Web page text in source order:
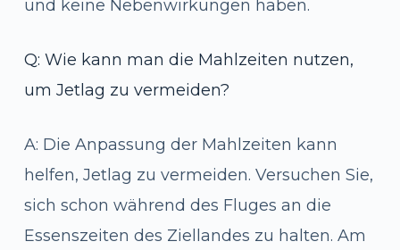
und keine Nebenwirkungen haben.
Q: Wie kann man die Mahlzeiten nutzen,
um Jetlag zu vermeiden?
A: Die Anpassung der Mahlzeiten kann
helfen, Jetlag zu vermeiden. Versuchen Sie,
sich schon während des Fluges an die
Essenszeiten des Ziellandes zu halten. Am